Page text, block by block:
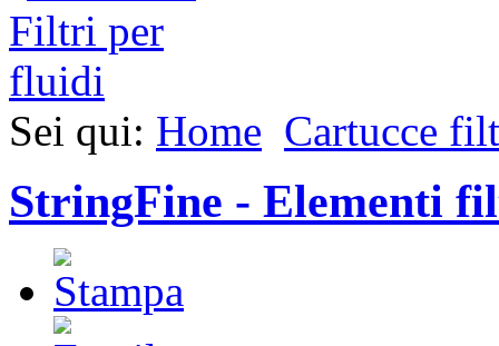
Sei qui: Home Cartucce
StringFine - Elementi